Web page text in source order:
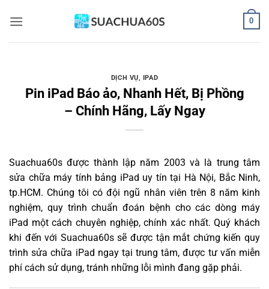
qua
0
DỊCH VỤ, IPAD
Pin iPad Báo ảo, Nhanh Hết, Bị Phồng
– Chính Hãng, Lấy Ngay
Suachua60s được thành lập năm 2003 và là trung tâm
sửa chữa máy tính bảng iPad uy tín tại Hà Nội, Bắc Ninh,
tp.HCM. Chúng tôi có đội ngũ nhân viên trên 8 năm kinh
nghiệm, quy trình chuẩn đoán bệnh cho các dòng máy
iPad một cách chuyên nghiệp, chính xác nhất. Quý khách
khi đến với Suachua60s sẽ được tận mắt chứng kiến quy
trình sửa chữa iPad ngay tại trung tâm, được tư vấn miễn
phí cách sử dụng, tránh những lỗi mình đang gặp phải.